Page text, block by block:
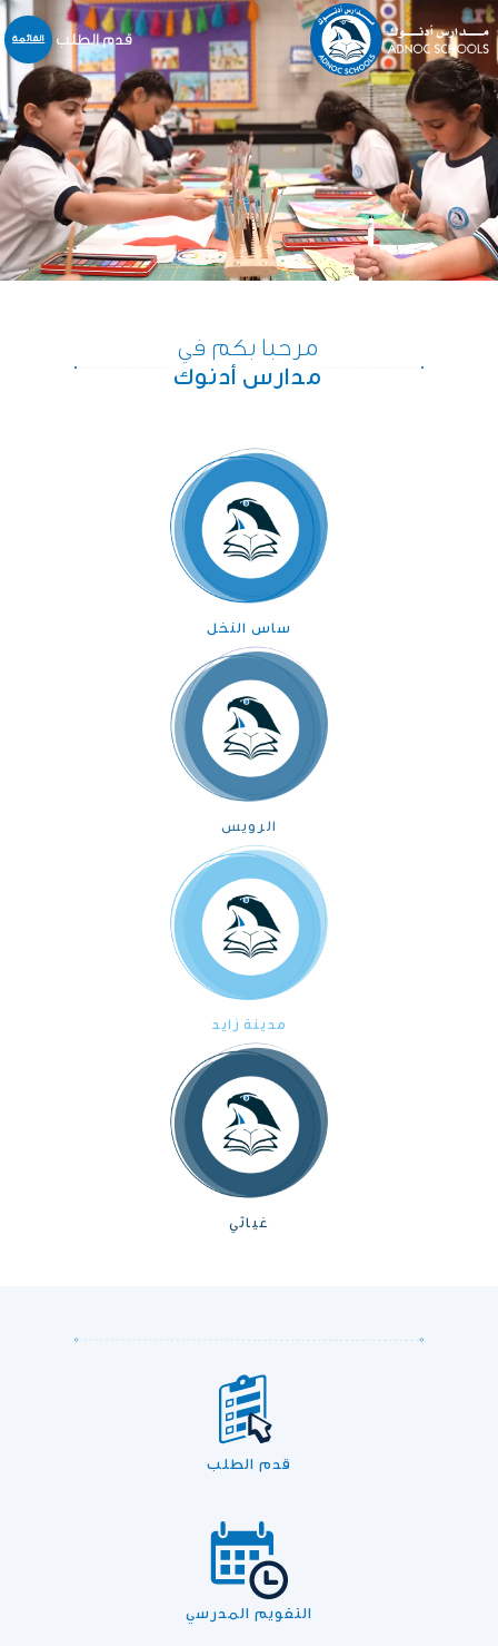
قدم الطلب القائمة
نبذة عنا
المدارس
المنهاج
التسجيل و القبول
خدمات أخرى
English
مرحبا بكم في
مدارس أدنوك
ساس النخل
الرويس
مدينة زايد
غياثي
قدم الطلب
التقويم المدرسي